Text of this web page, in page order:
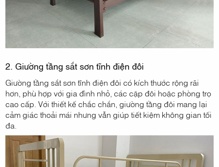
2. Giường tầng sắt sơn tĩnh điện đôi
Giường tầng sắt sơn tĩnh điện đôi có kích thước rộng rãi
hơn, phù hợp với gia đình nhỏ, các cặp đôi hoặc phòng trọ
cao cấp. Với thiết kế chắc chắn, giường tầng đôi mang lại
cảm giác thoải mái nhưng vẫn giúp tiết kiệm không gian tối
đa.